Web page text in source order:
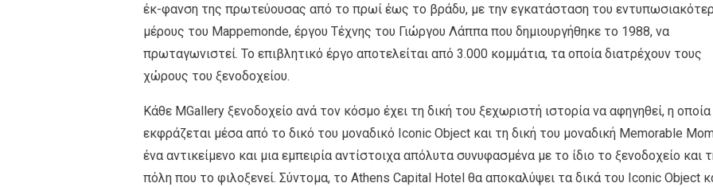
έκ-φανση της πρωτεύουσας από το πρωί έως το βράδυ, με την εγκατάσταση του
μέρους του Mappemonde, έργου Τέχνης του Γιώργου Λάππα που δημιουργήθηκε το 1988, να
πρωταγωνιστεί. Το επιβλητικό έργο αποτελείται από 3.000 κομμάτια, τα οποία διατρέχουν τους
χώρους του ξενοδοχείου.
Κάθε MGallery ξενοδοχείο ανά τον κόσμο έχει τη δική του ξεχωριστή ιστορία να αφηγηθεί, η οποία
εκφράζεται μέσα από το δικό του μοναδικό Iconic Object και τη δική του μοναδική Memorable
ένα αντικείμενο και μια εμπειρία αντίστοιχα απόλυτα συνυφασμένα με το ίδιο το ξενοδοχείο και
πόλη που το φιλοξενεί. Σύντομα, το Athens Capital Hotel θα αποκαλύψει τα δικά του Iconic Object